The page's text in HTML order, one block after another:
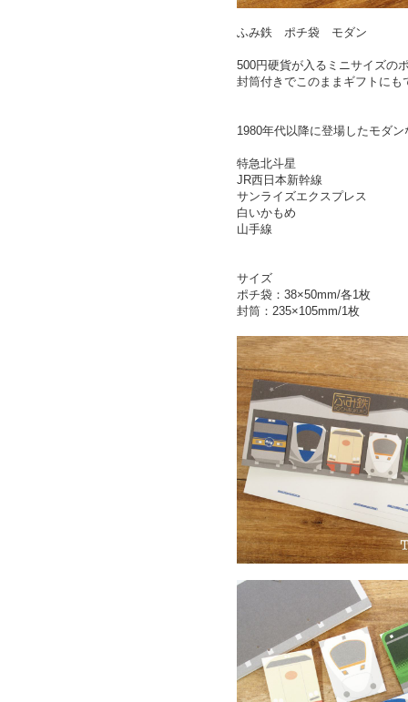
ふみ鉄 ポチ袋 モダン
500円硬貨が入るミニサイズの
封筒付きでこのままギフトにも
1980年代以降に登場したモダ
特急北斗星
JR西日本新幹線
サンライズエクスプレス
白いかもめ
山手線
サイズ
ポチ袋：38×50mm/各1枚
封筒：235×105mm/1枚